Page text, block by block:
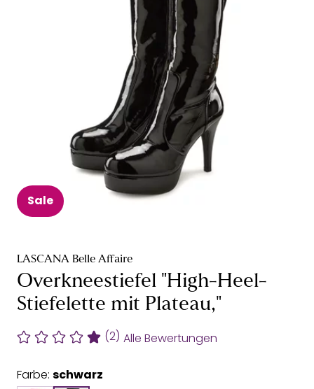
Sale
LASCANA Belle Affaire
Overkneestiefel "High-Heel-
Stiefelette mit Plateau,"
(2) Alle Bewertungen
Farbe: schwarz